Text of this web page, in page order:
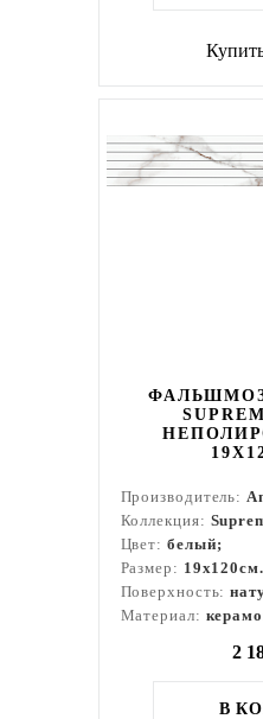
Производитель:
Коллекция:
Цвет: белый;
Размер: 19x120см.
Поверхность:
Материал:
2
В